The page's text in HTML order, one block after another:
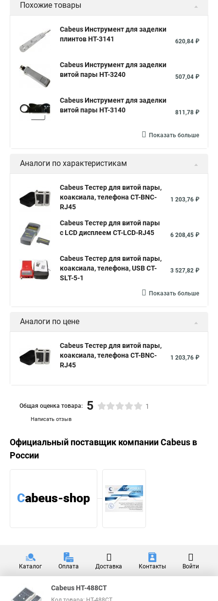
Похожие товары
Cabeus Инструмент для заделки
плинтов HT-3141
620,84 ₽
Cabeus Инструмент для заделки
витой пары HT-3240
507,04 ₽
Cabeus Инструмент для заделки
витой пары HT-3140
811,78 ₽
Показать больше
Аналоги по характеристикам
Cabeus Тестер для витой пары,
коаксиала, телефона CT-BNC-
RJ45
1 203,76 ₽
Cabeus Тестер для витой пары
c LCD дисплеем CT-LCD-RJ45
6 208,45 ₽
Cabeus Тестер для витой пары,
коаксиала, телефона, USB CT-
SLT-5-1
3 527,82 ₽
Показать больше
Аналоги по цене
Cabeus Тестер для витой пары,
коаксиала, телефона CT-BNC-
RJ45
1 203,76 ₽
Написать отзыв
Общая оценка товара: 5 1
Официальный поставщик компанииCabeus в
России
Каталог Оплата Доставка Контакты Войти
Cabeus HT-488CT